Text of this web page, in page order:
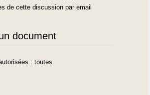
de cette discussion par email
document
: toutes